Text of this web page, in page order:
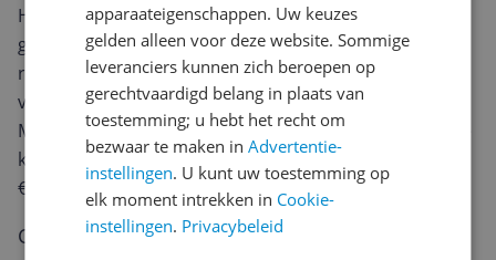
Heb jij dit product in bezit en wil je graag je mening
geven? Start dan hieronder met het schrijven van je
review. Afhankelijk van de details duurt het schrijven
van een review gemiddeld tussen de 3 en 10 minuten.
Met jouw mening help je andere bezoekers een betere
keuze te maken én maak je iedere maand kans op
€250,-!
Klik hier voor de actievoorwaarden.
Cijfer
apparaateigenschappen. Uw keuzes
gelden alleen voor deze website. Sommige
leveranciers kunnen zich beroepen op
gerechtvaardigd belang in plaats van
toestemming; u hebt het recht om
bezwaar te maken inAdvertentie-
instellingen. U kunt uw toestemming op
elk moment intrekken in Cookie-
instellingen. Privacybeleid